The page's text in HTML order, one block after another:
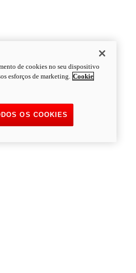
de cookies no seu dispositivo
esforços de marketing. Cookie
OS COOKIES